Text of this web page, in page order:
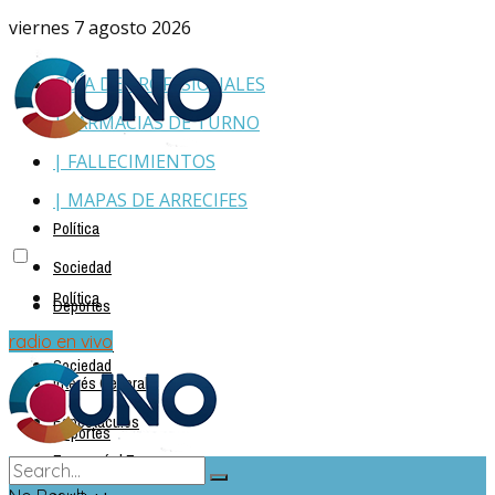
viernes 7 agosto 2026
GUÍA DE PROFESIONALES
| FARMACIAS DE TURNO
| FALLECIMIENTOS
| MAPAS DE ARRECIFES
Política
Sociedad
Deportes
Policiales
Interés General
Espectáculos
Economía | Empresas
Política
Sociedad
Deportes
radio en vivo